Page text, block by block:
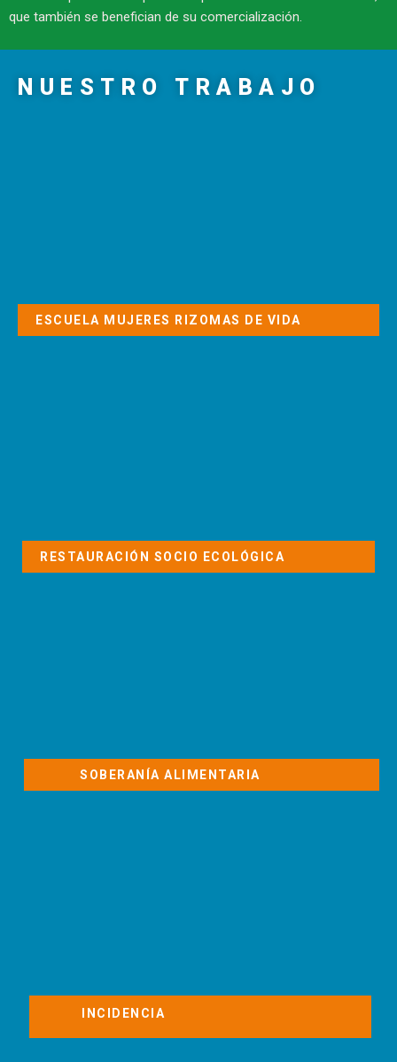
que también se benefician de su comercialización.
NUESTRO TRABAJO
ESCUELA MUJERES RIZOMAS DE VIDA
RESTAURACIÓN SOCIO ECOLÓGICA
SOBERANÍA ALIMENTARIA
INCIDENCIA